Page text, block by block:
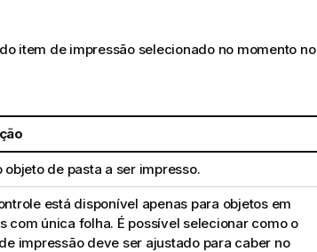
item de impressão selecionado no momento no
objeto de pasta a ser impresso.
está disponível apenas para objetos em
com única folha. É possível selecionar como o
impressão deve ser ajustado para caber no